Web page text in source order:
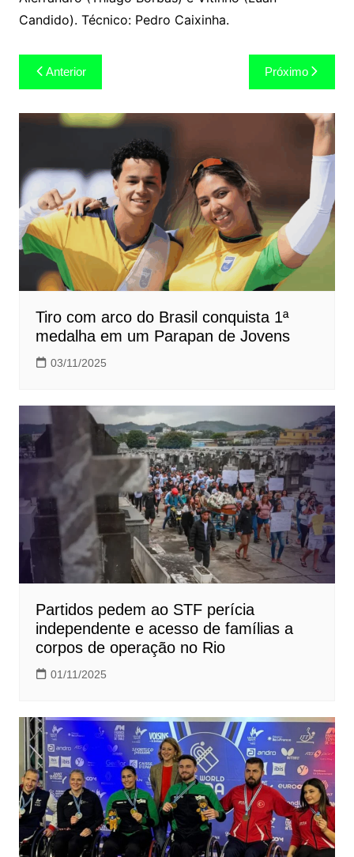
Candido). Técnico: Pedro Caixinha.
Navegação
de
Post
Anterior Próximo
Tiro com arco do Brasil conquista 1ª
medalha em um Parapan de Jovens
03/11/2025
Partidos pedem ao STF perícia
independente e acesso de famílias a
corpos de operação no Rio
01/11/2025